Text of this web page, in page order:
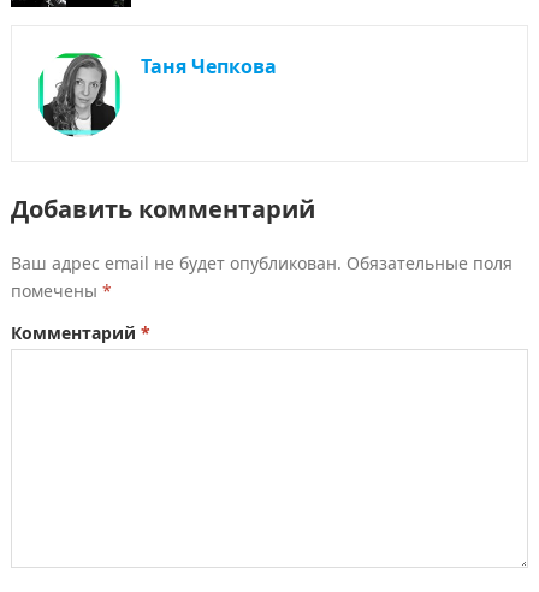
Таня Чепкова
Добавить комментарий
Ваш адрес email не будет опубликован. Обязательные поля
помечены *
Комментарий *